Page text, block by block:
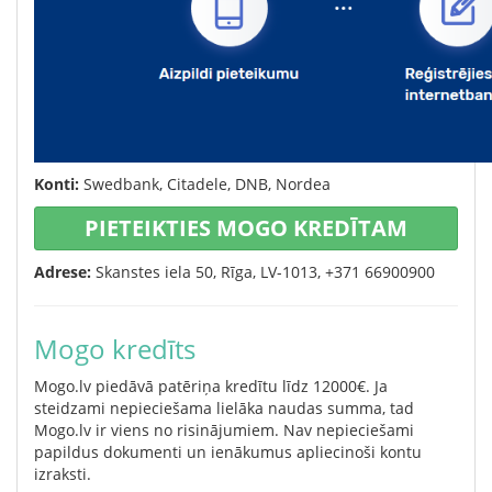
Konti: Swedbank, Citadele, DNB, Nordea
PIETEIKTIES MOGO KREDĪTAM
Adrese: Skanstes iela 50, Rīga, LV-1013, +371 66900900
Mogo kredīts
Mogo.lv piedāvā patēriņa kredītu līdz 12000€. Ja
steidzami nepieciešama lielāka naudas summa, tad
Mogo.lv ir viens no risinājumiem. Nav nepieciešami
papildus dokumenti un ienākumus apliecinoši kontu
izraksti.